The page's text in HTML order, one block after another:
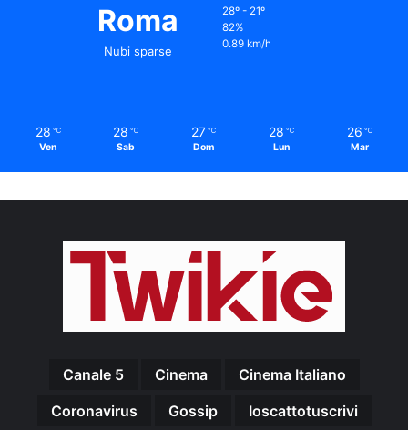
Roma
Nubi sparse
28º - 21º
82%
0.89 km/h
28 ℃
Ven
28 ℃
Sab
27 ℃
Dom
28 ℃
Lun
26 ℃
Mar
Canale 5 Cinema
Cinema Italiano
Coronavirus
Gossip
Ioscattotuscrivi